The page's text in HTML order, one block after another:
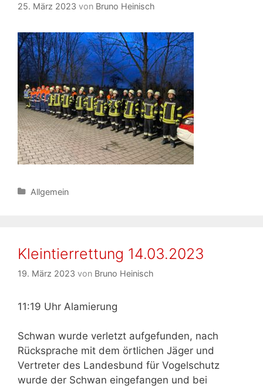
25. März 2023 von Bruno Heinisch
Kategorien
Allgemein
Kleintierrettung 14.03.2023
19. März 2023 von Bruno Heinisch
11:19 Uhr Alamierung
Schwan wurde verletzt aufgefunden, nach
Rücksprache mit dem örtlichen Jäger und
Vertreter des Landesbund für Vogelschutz
wurde der Schwan eingefangen und bei